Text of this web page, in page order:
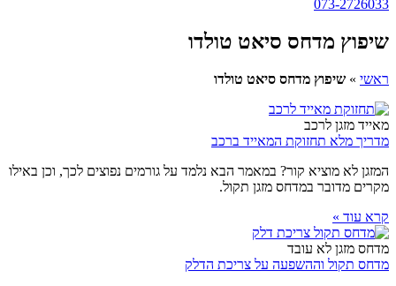
073-2726033
שיפוץ מדחס סיאט טולדו
ראשי»שיפוץ מדחס סיאט טולדו
מאייד מזגן לרכב
מדריך מלא תחזוקת המאייד ברכב
המזגן לא מוציא קור? במאמר הבא נלמד על גורמים נפוצים לכך, וכן באילו
מקרים מדובר במדחס מזגן תקול.
קרא עוד »
מדחס מזגן לא עובד
מדחס תקול וההשפעה על צריכת הדלק